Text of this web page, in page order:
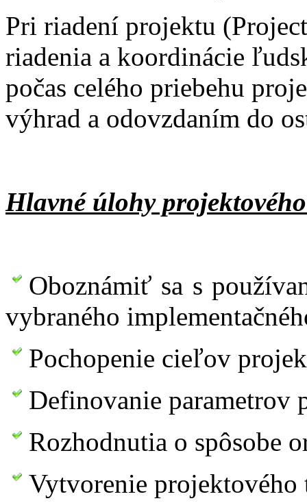
Pri riadení projektu
riadenia a koordinácie
počas celého priebehu
výhrad a odovzdaním do
Hlavné úlohy
Oboznámiť sa s
vybraného
Pochopenie cieľov
Definovanie parametrov
Rozhodnutia o spôsobe
Vytvorenie